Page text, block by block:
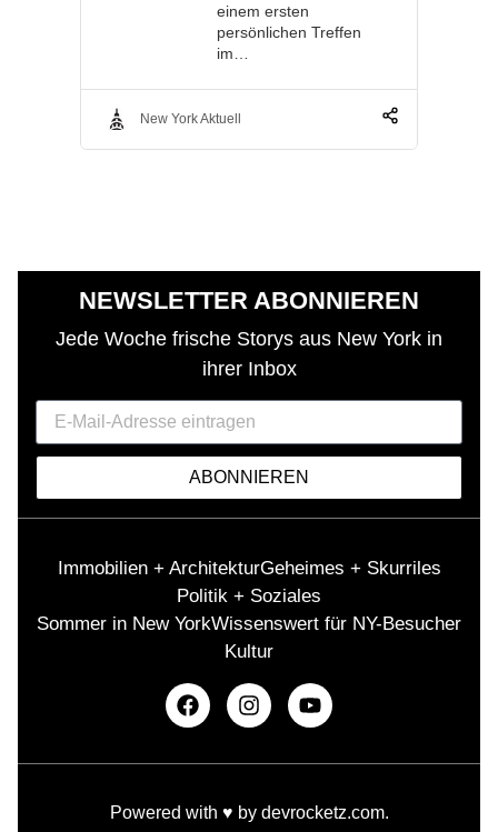
einem ersten
persönlichen Treffen
im…
New York Aktuell
NEWSLETTER ABONNIEREN
Jede Woche frische Storys aus New York in
ihrer Inbox
ABONNIEREN
Immobilien + ArchitekturGeheimes + Skurriles
Politik + Soziales
Sommer in New YorkWissenswert für NY-Besucher
Kultur
Powered with ♥️ by devrocketz.com.